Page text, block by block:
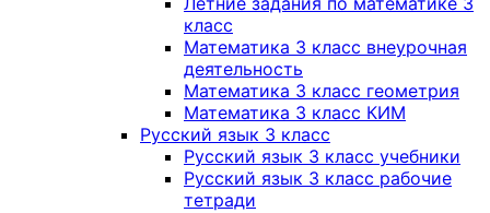
класс
Математика 3 класс внеурочная
деятельность
Математика 3 класс геометрия
Математика 3 класс КИМ
Русский язык 3 класс
Русский язык 3 класс учебники
Русский язык 3 класс рабочие
тетради